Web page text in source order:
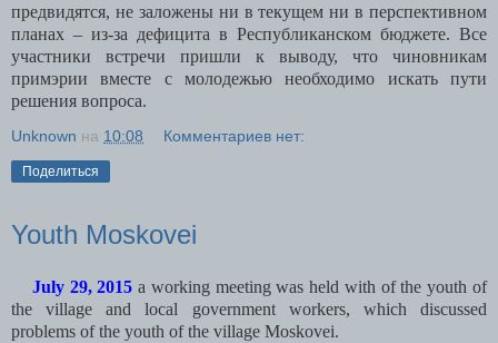
предвидятся, не заложены ни в текущем ни в перспективном
планах – из-за дефицита в Республиканском бюджете. Все
участники встречи пришли к выводу, что чиновникам
примэрии вместе с молодежью необходимо искать пути
решения вопроса.
Unknown на 10:08 Комментариев нет:
Поделиться
Youth Moskovei
July 29, 2015 a working meeting was held with of the youth of
the village and local government workers, which
discussed
problems of the youth of the village Moskovei.